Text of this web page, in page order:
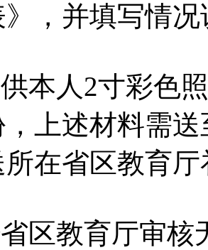
，并填写情
本人2寸彩色
上述材料需
所在省区教育
区教育厅审核